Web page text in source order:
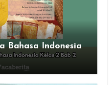
Bahasa Indonesia